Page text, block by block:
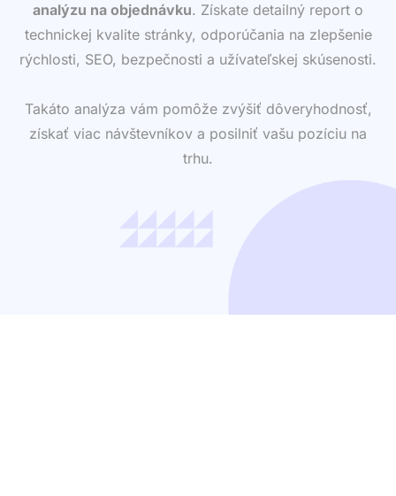
analýzu na objednávku. Získate detailný report o
technickej kvalite stránky, odporúčania na zlepšenie
rýchlosti, SEO, bezpečnosti a užívateľskej skúsenosti.
Takáto analýza vám pomôže zvýšiť dôveryhodnosť,
získať viac návštevníkov a posilniť vašu pozíciu na
trhu.